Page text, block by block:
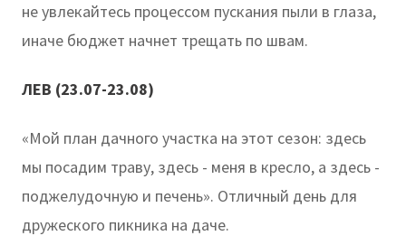
не увлекайтесь процессом пускания пыли в глаза,
иначе бюджет начнет трещать по швам.
ЛЕВ (23.07-23.08)
«Мой план дачного участка на этот сезон: здесь
мы посадим траву, здесь - меня в кресло, а здесь -
поджелудочную и печень». Отличный день для
дружеского пикника на даче.